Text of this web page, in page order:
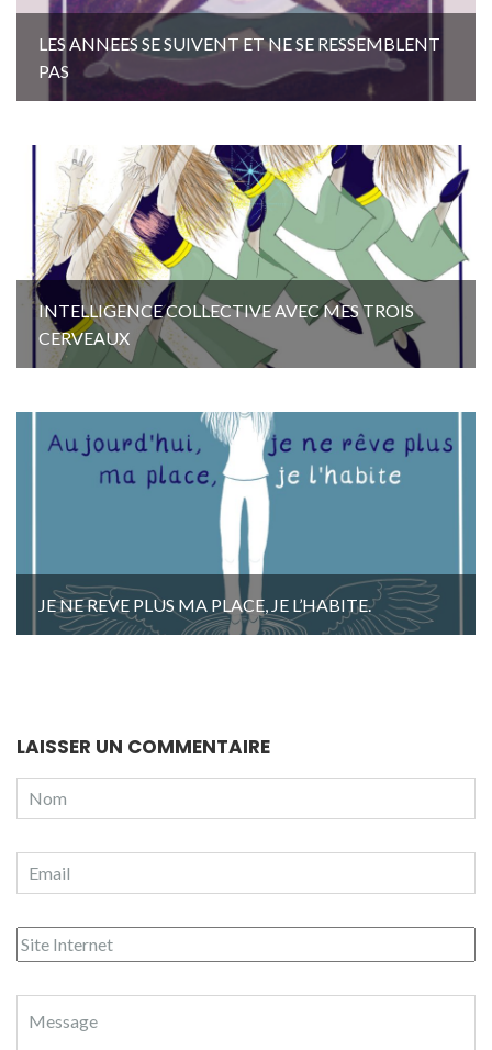
LES ANNEES SE SUIVENT ET NE SE RESSEMBLENT
PAS
INTELLIGENCE COLLECTIVE AVEC MES TROIS
CERVEAUX
JE NE REVE PLUS MA PLACE, JE L’HABITE.
LAISSER UN COMMENTAIRE